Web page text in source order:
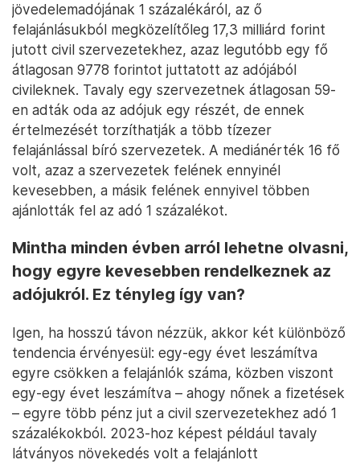
jövedelemadójának 1 százalékáról, az ő
felajánlásukból megközelítőleg 17,3 milliárd forint
jutott civil szervezetekhez, azaz legutóbb egy fő
átlagosan 9778 forintot juttatott az adójából
civileknek. Tavaly egy szervezetnek átlagosan 59-
en adták oda az adójuk egy részét, de ennek
értelmezését torzíthatják a több tízezer
felajánlással bíró szervezetek. A mediánérték 16 fő
volt, azaz a szervezetek felének ennyinél
kevesebben, a másik felének ennyivel többen
ajánlották fel az adó 1 százalékot.
Mintha minden évben arról lehetne olvasni,
hogy egyre kevesebben rendelkeznek az
adójukról. Ez tényleg így van?
Igen, ha hosszú távon nézzük, akkor két különböző
tendencia érvényesül: egy-egy évet leszámítva
egyre csökken a felajánlók száma, közben viszont
egy-egy évet leszámítva – ahogy nőnek a fizetések
– egyre több pénz jut a civil szervezetekhez adó 1
százalékokból. 2023-hoz képest például tavaly
látványos növekedés volt a felajánlott